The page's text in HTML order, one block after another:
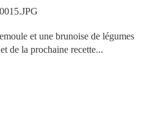
et une brunoise de légumes
de la prochaine recette...